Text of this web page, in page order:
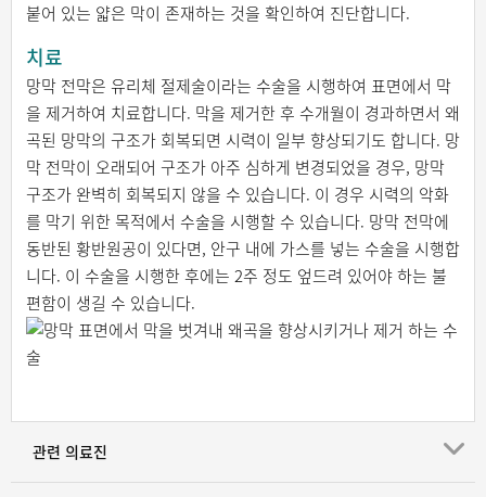
붙어 있는 얇은 막이 존재하는 것을 확인하여 진단합니다.
치료
망막 전막은 유리체 절제술이라는 수술을 시행하여 표면에서 막
을 제거하여 치료합니다. 막을 제거한 후 수개월이 경과하면서 왜
곡된 망막의 구조가 회복되면 시력이 일부 향상되기도 합니다. 망
막 전막이 오래되어 구조가 아주 심하게 변경되었을 경우, 망막
구조가 완벽히 회복되지 않을 수 있습니다. 이 경우 시력의 악화
를 막기 위한 목적에서 수술을 시행할 수 있습니다. 망막 전막에
동반된 황반원공이 있다면, 안구 내에 가스를 넣는 수술을 시행합
니다. 이 수술을 시행한 후에는 2주 정도 엎드려 있어야 하는 불
편함이 생길 수 있습니다.
관련 의료진